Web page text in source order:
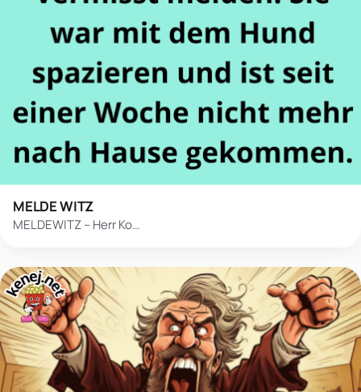
MELDE WITZ
MELDEWITZ – Herr Ko…